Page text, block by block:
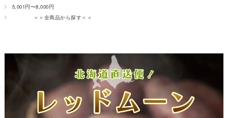
5,001円〜8,000円
＞＞全商品から探す＜＜